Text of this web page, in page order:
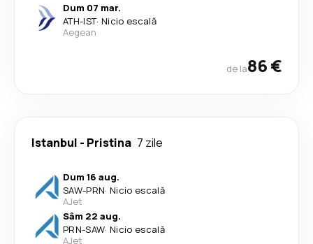
Dum 07 mar.
ATH-IST· Nicio escală
Aegean
de la86 €
Istanbul - Pristina 7 zile
Dum 16 aug.
SAW-PRN· Nicio escală
AJet
Sâm 22 aug.
PRN-SAW· Nicio escală
AJet